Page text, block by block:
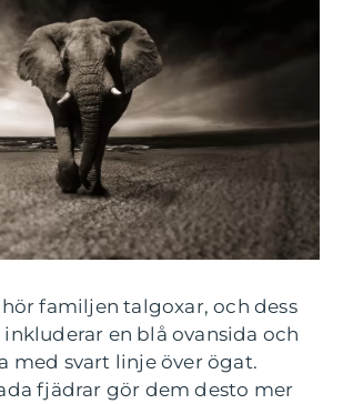
familjen talgoxar, och dess
en blå ovansida och
med svart linje över ögat.
fjädrar gör dem desto mer